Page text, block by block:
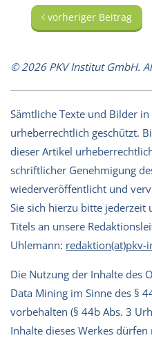
vorheriger Beitrag
© 2026 PKV Institut GmbH.
Sämtliche Texte und Bilder
urheberrechtlich geschützt.
dieser Artikel
schriftlicher Genehmigung
wiederveröffentlicht und
Sie sich hierzu bitte jederzeit
Titels an unsere
Uhlemann: redaktion(at)pkv-
Die Nutzung der Inhalte des
Data Mining im Sinne des §
vorbehalten (§ 44b Abs. 3
Inhalte dieses Werkes